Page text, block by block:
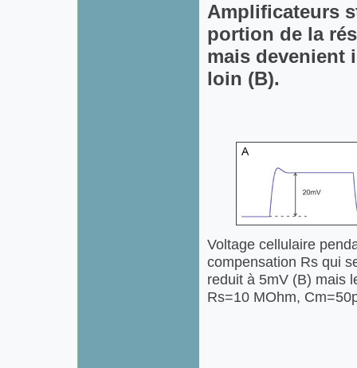
Amplificateurs
portion de la
mais devenient
loin (B).
Voltage cellulaire
compensation Rs qui
reduit à 5mV (B) mais
Rs=10 MOhm,